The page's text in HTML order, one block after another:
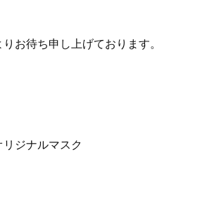
お待ち申し上げております。
リジナルマスク